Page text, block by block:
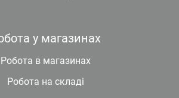
у магазинах
Робота в магазинах
Робота на складі